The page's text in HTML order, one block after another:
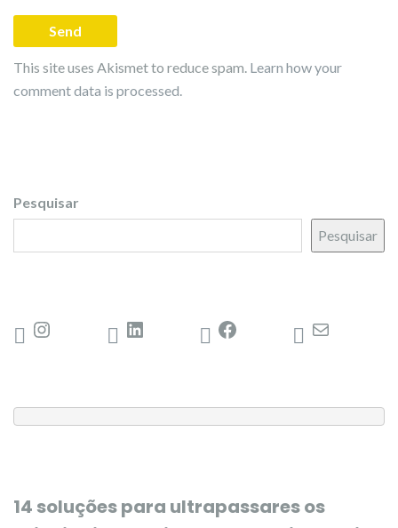
This site uses Akismet to reduce spam. Learn how your
comment data is processed.
Pesquisar
Pesquisar
14 soluções para ultrapassares os